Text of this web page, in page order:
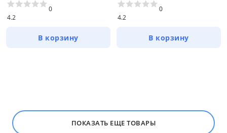
от до
4.2
0
В корзину
4.2
0
В корзину
ПОКАЗАТЬ ЕЩЕ ТОВАРЫ